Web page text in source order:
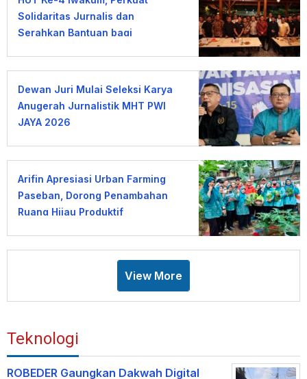
Solidaritas Jurnalis dan
Serahkan Bantuan bagi
Dewan Juri Mulai Seleksi Karya
Anugerah Jurnalistik MHT PWI
JAYA 2026
Arifin Apresiasi Urban Farming
Paseban, Dorong Penambahan
Ruang Hijau Produktif
View More
Teknologi
ROBEDER Gaungkan Dakwah Digital